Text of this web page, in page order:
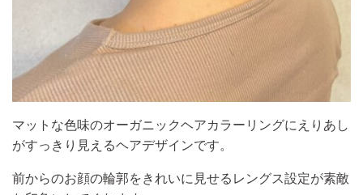
マットな色味のオーガニックヘアカラーリングにえりあし
がすっきり見えるヘアデザインです。
前からのお顔の輪郭をきれいに見せるレングス設定が素敵